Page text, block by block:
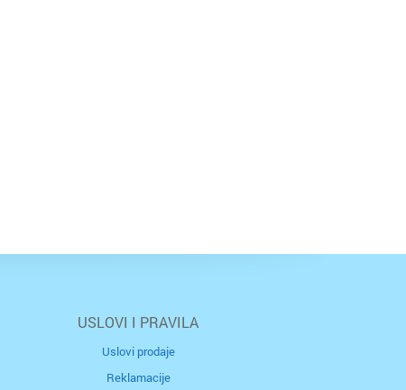
USLOVI I PRAVILA
Uslovi prodaje
Reklamacije